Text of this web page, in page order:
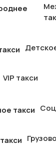
VIP такси